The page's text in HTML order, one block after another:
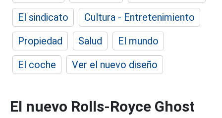
El sindicato
Cultura - Entretenimiento
Propiedad
Salud
El mundo
El coche
Ver el nuevo diseño
El nuevo Rolls-Royce Ghost